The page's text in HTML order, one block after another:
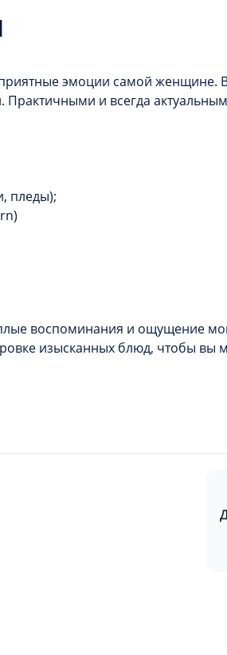
эмоции самой женщине.
и всегда
пледы);
воспоминания и ощущение
изысканных блюд, чтобы